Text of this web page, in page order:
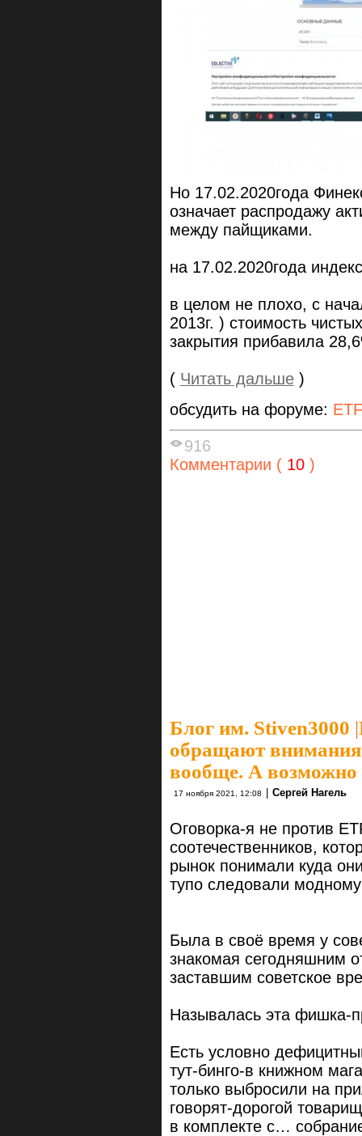
Но 17.02.2020года
означает распродажу
между пайщиками.
на 17.02.2020года
в целом не плохо, с
2013г. ) стоимость
закрытия прибавила
( Читать дальше )
обсудить на форуме: ETF
916
Комментарии ( 10 )
Блог им. Stiven3000 |
обращают
вообще. А возможно
17 ноября 2021, 12:08 | Сергей Нагель
Оговорка-я не против
соотечественников,
рынок понимали куда
тупо следовали
Была в своё время у
знакомая сегодняшним
заставшим советское
Называлась эта фишка-
Есть условно
тут-бинго-в книжном
только выбросили на
говорят-дорогой
в комплекте с…